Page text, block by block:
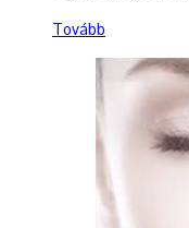
Tovább